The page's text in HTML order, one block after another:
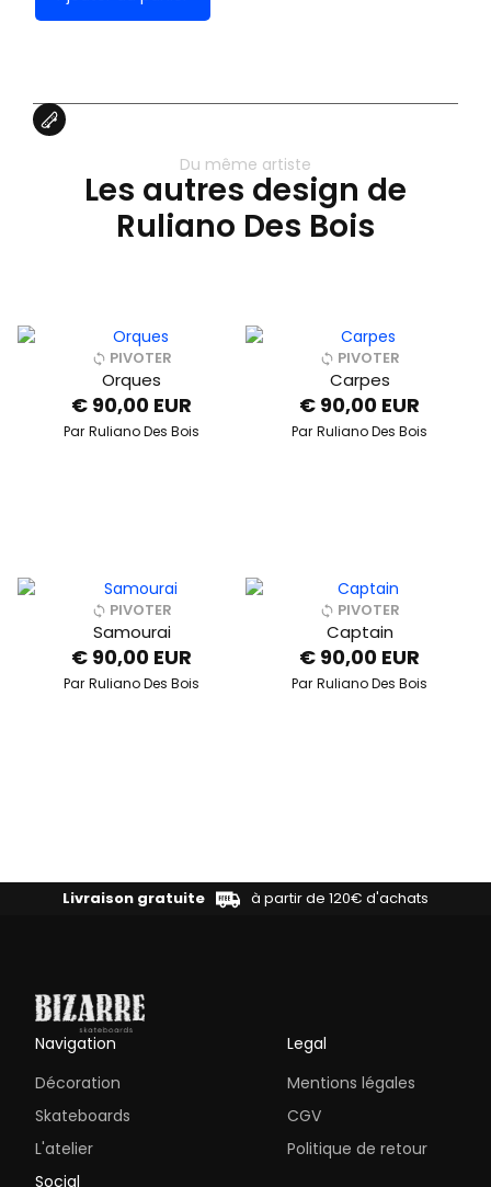
Du même artiste
Les autres design de
Ruliano Des Bois
PIVOTER
Orques
€ 90,00 EUR
Par Ruliano Des Bois
PIVOTER
Carpes
€ 90,00 EUR
Par Ruliano Des Bois
PIVOTER
Samourai
€ 90,00 EUR
Par Ruliano Des Bois
PIVOTER
Captain
€ 90,00 EUR
Par Ruliano Des Bois
Livraison gratuite à partir de 120€ d'achats
Navigation
Décoration
Skateboards
L'atelier
Legal
Mentions légales
CGV
Politique de retour
Social